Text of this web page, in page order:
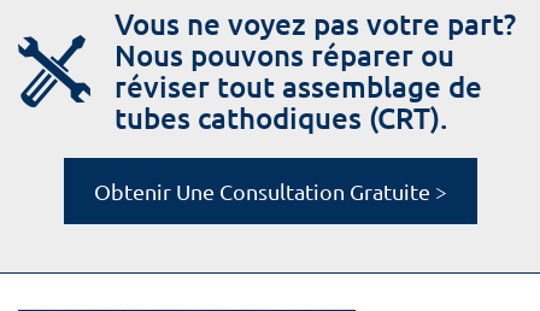
Vous ne voyez pas votre part?
Nous pouvons réparer ou
réviser tout assemblage de
tubes cathodiques (CRT).
Obtenir Une Consultation Gratuite >